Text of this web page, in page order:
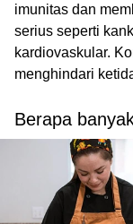
imunitas dan
serius seperti
kardiovaskular.
menghindari
Berapa